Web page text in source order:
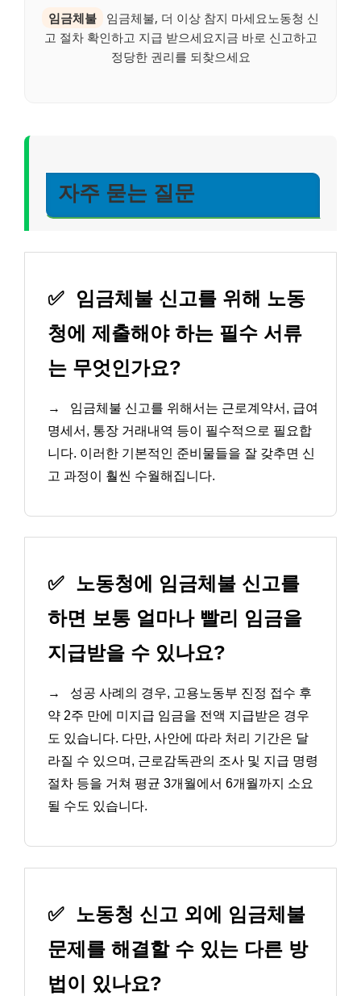
임금체불
임금체불, 더 이상 참지 마세요노동청 신
고 절차 확인하고 지급 받으세요지금 바로 신고하고
정당한 권리를 되찾으세요
자주 묻는 질문
✅
임금체불 신고를 위해 노동
청에 제출해야 하는 필수 서류
는 무엇인가요?
→
임금체불 신고를 위해서는 근로계약서, 급여
명세서, 통장 거래내역 등이 필수적으로 필요합
니다. 이러한 기본적인 준비물들을 잘 갖추면 신
고 과정이 훨씬 수월해집니다.
✅ 노동청에 임금체불 신고를
하면 보통 얼마나 빨리 임금을
지급받을 수 있나요?
→
성공 사례의 경우, 고용노동부 진정 접수 후
약 2주 만에 미지급 임금을 전액 지급받은 경우
도 있습니다. 다만, 사안에 따라 처리 기간은 달
라질 수 있으며, 근로감독관의 조사 및 지급 명령
절차 등을 거쳐 평균 3개월에서 6개월까지 소요
될 수도 있습니다.
✅ 노동청 신고 외에 임금체불
문제를 해결할 수 있는 다른 방
법이 있나요?